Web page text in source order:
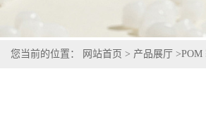
您当前的位置： 网站首页 > 产品展厅 >POM